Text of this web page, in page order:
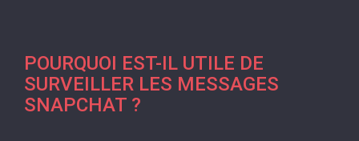
POURQUOI EST-IL UTILE DE
SURVEILLER LES MESSAGES
SNAPCHAT ?